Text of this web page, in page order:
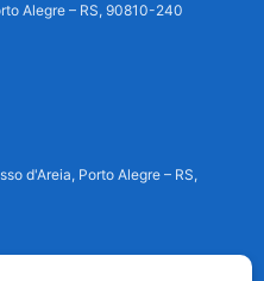
Alegre – RS, 90810-240
d'Areia, Porto Alegre – RS,